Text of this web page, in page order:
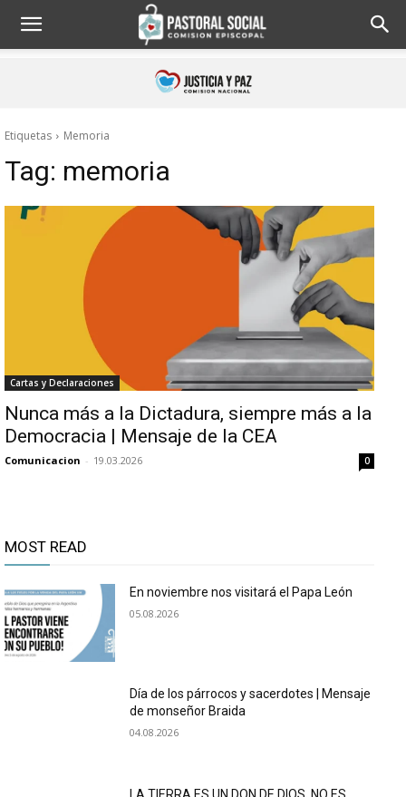
Etiquetas Memoria
Tag: memoria
Cartas y Declaraciones
Nunca más a la Dictadura, siempre más a la
Democracia | Mensaje de la CEA
Comunicacion - 19.03.2026 0
MOST READ
En noviembre nos visitará el Papa León
05.08.2026
Día de los párrocos y sacerdotes | Mensaje
de monseñor Braida
04.08.2026